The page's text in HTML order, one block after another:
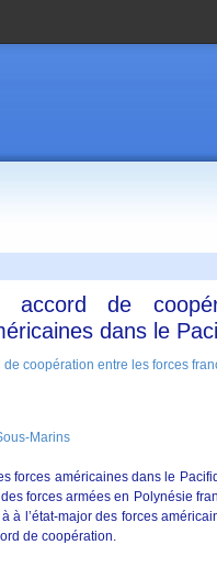
accord de
dans le
Marins
forces américaines dans le
forces armées en Polynésie
à l’état-major des forces
de coopération.